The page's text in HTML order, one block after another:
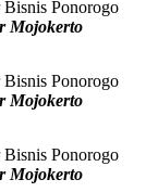
Mojokerto
Mojokerto
Mojokerto